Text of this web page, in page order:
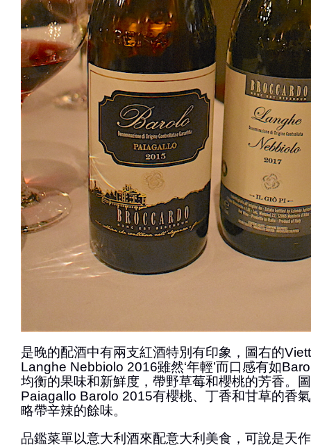
是晚的配酒中有兩支紅酒特別有印象，圖右的
Langhe Nebbiolo 2016雖然‘年輕’而口感有如
均衡的果味和新鮮度，帶野草莓和櫻桃的芳香。
Paiagallo Barolo 2015有櫻桃、丁香和甘草的香
略帶辛辣的餘味。
品鑑菜單以意大利酒來配意大利美食，可說是天